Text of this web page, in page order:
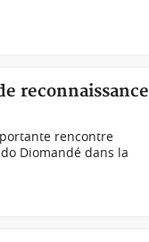
reconnaissance
rencontre
Diomandé dans la